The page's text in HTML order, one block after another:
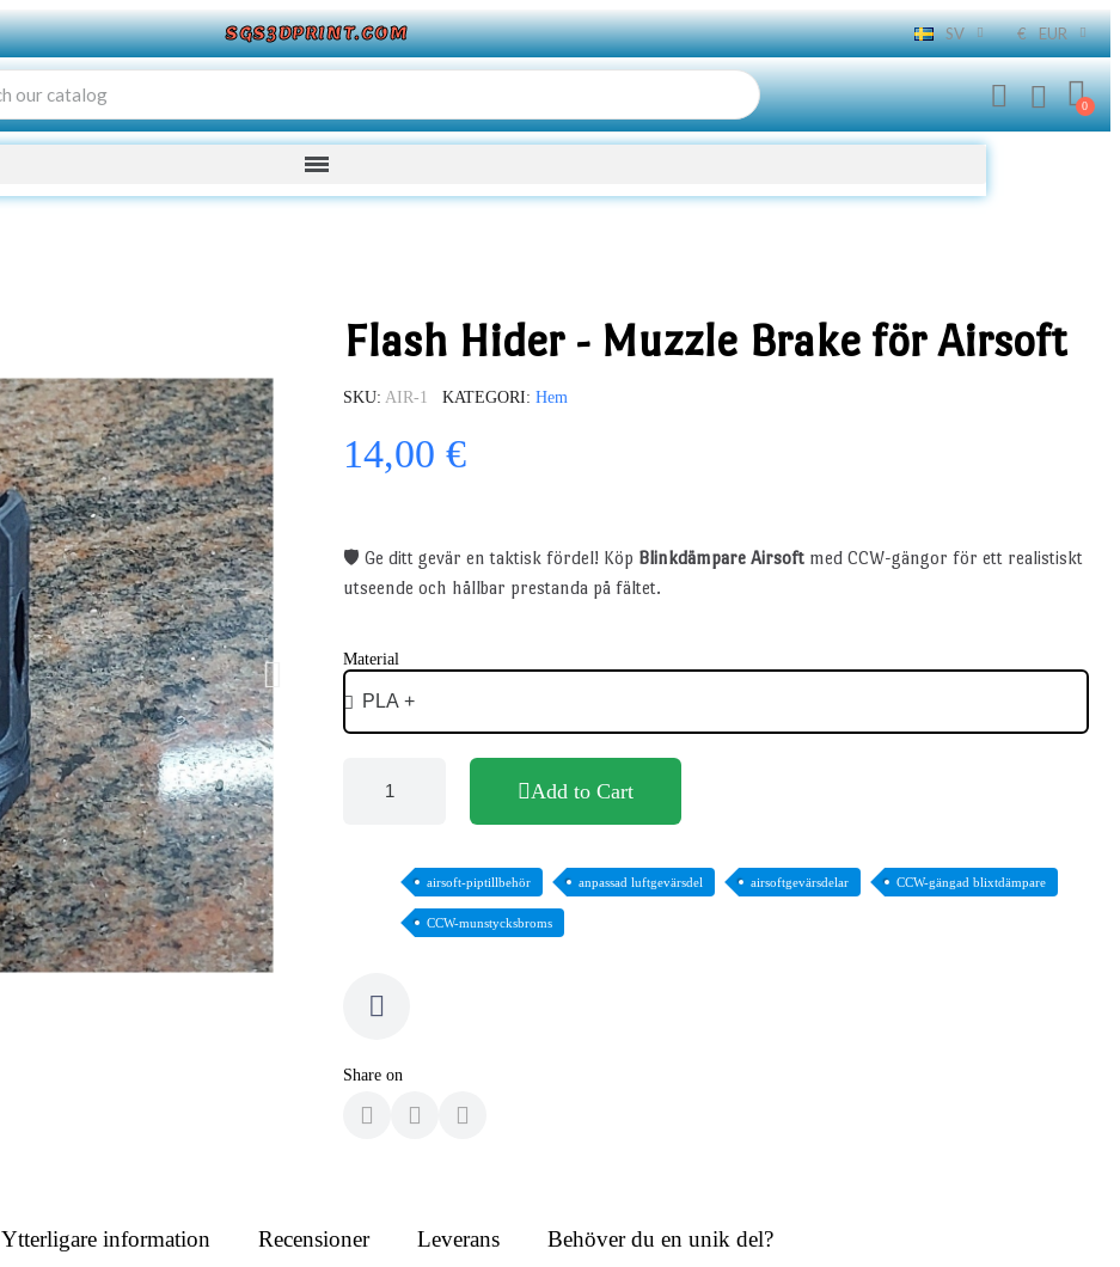
SGS3DPRINT.COM SV € EUR
Flash Hider - Muzzle Brake för Airsoft
SKU AIR-1 KATEGORI Hem
14,00 €
🛡️ Ge ditt gevär en taktisk fördel! Köp Blinkdämpare Airsoft med CCW-gängor för ett realistiskt
utseende och hållbar prestanda på fältet.
Material
Add to Cart
airsoft-piptillbehör anpassad luftgevärsdel airsoftgevärsdelar CCW-gängad blixtdämpare
CCW-munstycksbroms
Share on
Ytterligare information Recensioner Leverans Behöver du en unik del?